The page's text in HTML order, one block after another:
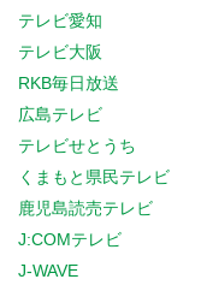
テレビ愛知
テレビ大阪
RKB毎日放送
広島テレビ
テレビせとうち
くまもと県民テレビ
鹿児島読売テレビ
J:COMテレビ
J-WAVE